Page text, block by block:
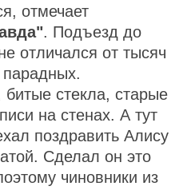
отмечает
. Подъезд до
отличался от тысяч
парадных.
стекла, старые
на стенах. А тут
поздравить Алису
Сделал он это
чиновники из